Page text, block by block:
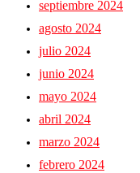
septiembre 2024
agosto 2024
julio 2024
junio 2024
mayo 2024
abril 2024
marzo 2024
febrero 2024